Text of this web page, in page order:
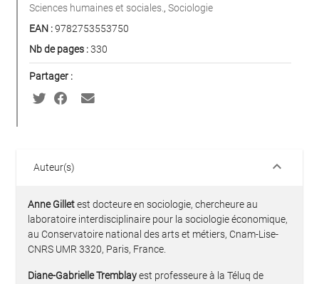
Sciences humaines et sociales., Sociologie
EAN :9782753553750
Nb de pages :330
Partager :
Auteur(s) keyboard_arrow_down
Anne Gilletest docteure en sociologie, chercheure au
laboratoire interdisciplinaire pour la sociologie économique,
au Conservatoire national des arts et métiers, Cnam-Lise-
CNRS UMR 3320, Paris, France.
Diane-Gabrielle Tremblayest professeure à la Téluq de